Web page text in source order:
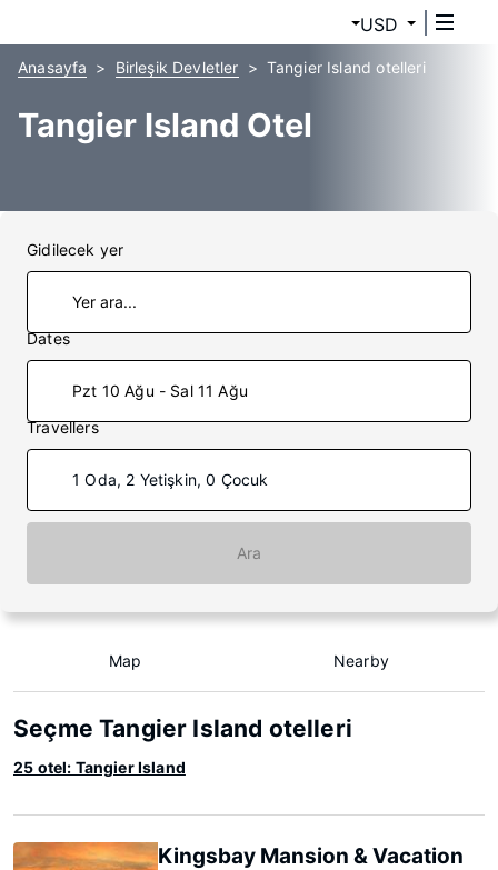
USD
Anasayfa Birleşik Devletler Tangier Island otelleri
Tangier Island Otel
Gidilecek yer
Dates
Pzt 10 Ağu - Sal 11 Ağu
Travellers
1 Oda, 2 Yetişkin, 0 Çocuk
Ara
Map Nearby
Seçme Tangier Island otelleri
25 otel: Tangier Island
Kingsbay Mansion & Vacation